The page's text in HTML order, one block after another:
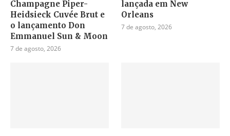
Champagne Piper-
Heidsieck Cuvée Brut e
o lançamento Don
Emmanuel Sun & Moon
7 de agosto, 2026
lançada em New
Orleans
7 de agosto, 2026